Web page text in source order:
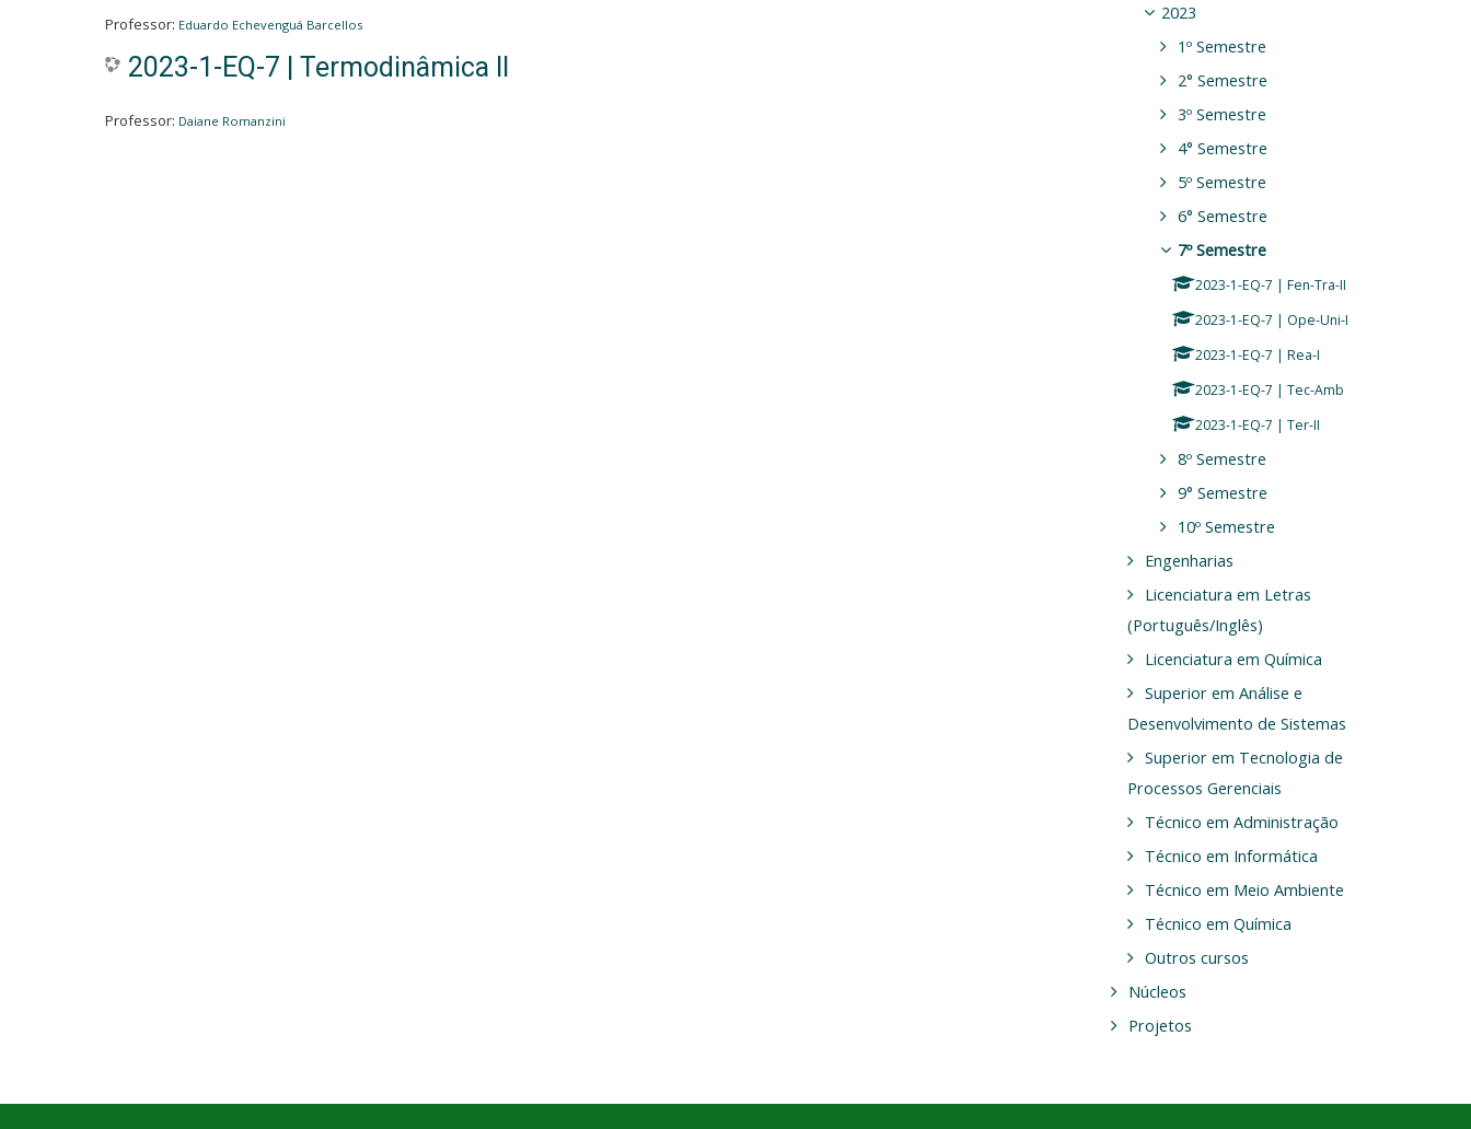
Professor: Eduardo Echevenguá Barcellos
2023-1-EQ-7 | Termodinâmica II
Professor: Daiane Romanzini
2023
1º Semestre
2° Semestre
3º Semestre
4° Semestre
5º Semestre
6° Semestre
7º Semestre
2023-1-EQ-7 | Fen-Tra-II
2023-1-EQ-7 | Ope-Uni-I
2023-1-EQ-7 | Rea-I
2023-1-EQ-7 | Tec-Amb
2023-1-EQ-7 | Ter-II
8º Semestre
9° Semestre
10º Semestre
Engenharias
Licenciatura em Letras
(Português/Inglês)
Licenciatura em Química
Superior em Análise e
Desenvolvimento de Sistemas
Superior em Tecnologia de
Processos Gerenciais
Técnico em Administração
Técnico em Informática
Técnico em Meio Ambiente
Técnico em Química
Outros cursos
Núcleos
Projetos